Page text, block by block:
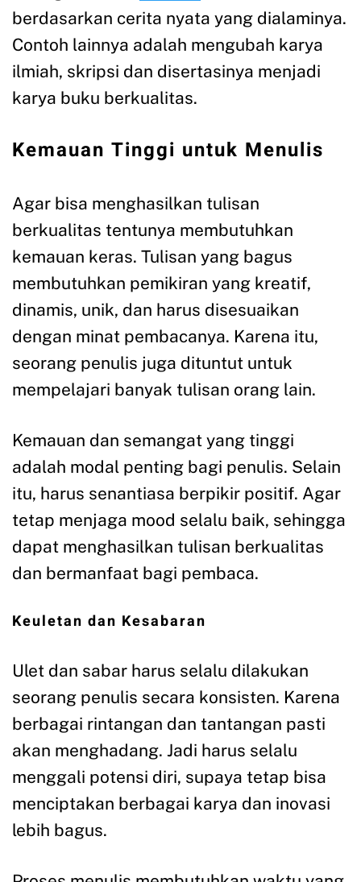
berdasarkan cerita nyata yang dialaminya.
Contoh lainnya adalah mengubah karya
ilmiah, skripsi dan disertasinya menjadi
karya buku berkualitas.
Kemauan Tinggi untuk Menulis
Agar bisa menghasilkan tulisan
berkualitas tentunya membutuhkan
kemauan keras. Tulisan yang bagus
membutuhkan pemikiran yang kreatif,
dinamis, unik, dan harus disesuaikan
dengan minat pembacanya. Karena itu,
seorang penulis juga dituntut untuk
mempelajari banyak tulisan orang lain.
Kemauan dan semangat yang tinggi
adalah modal penting bagi penulis. Selain
itu, harus senantiasa berpikir positif. Agar
tetap menjaga mood selalu baik, sehingga
dapat menghasilkan tulisan berkualitas
dan bermanfaat bagi pembaca.
Keuletan dan Kesabaran
Ulet dan sabar harus selalu dilakukan
seorang penulis secara konsisten. Karena
berbagai rintangan dan tantangan pasti
akan menghadang. Jadi harus selalu
menggali potensi diri, supaya tetap bisa
menciptakan berbagai karya dan inovasi
lebih bagus.